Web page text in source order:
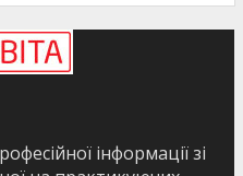
інформації зі